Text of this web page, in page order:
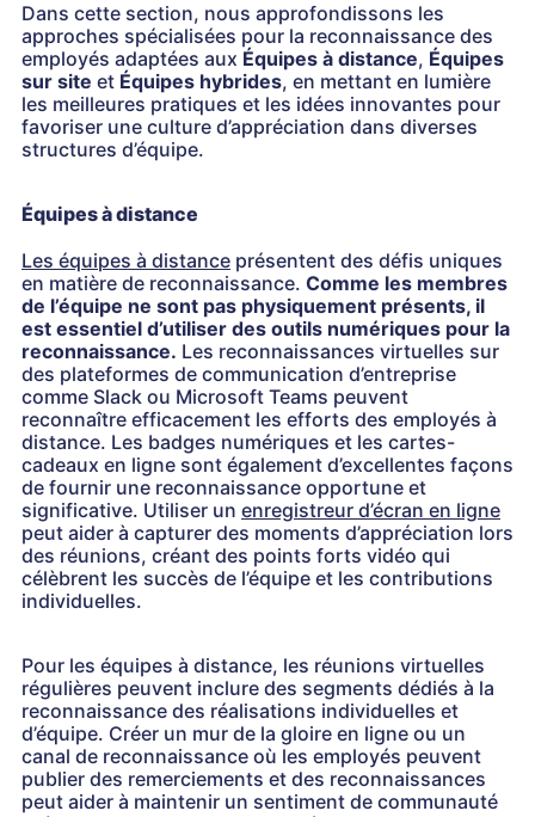
Dans cette section, nous approfondissons les
approches spécialisées pour la reconnaissance des
employés adaptées aux Équipes à distance, Équipes
sur site et Équipes hybrides, en mettant en lumière
les meilleures pratiques et les idées innovantes pour
favoriser une culture d’appréciation dans diverses
structures d’équipe.
Équipes à distance
Les équipes à distance présentent des défis uniques
en matière de reconnaissance. Comme les membres
de l’équipe ne sont pas physiquement présents, il
est essentiel d’utiliser des outils numériques pour la
reconnaissance. Les reconnaissances virtuelles sur
des plateformes de communication d’entreprise
comme Slack ou Microsoft Teams peuvent
reconnaître efficacement les efforts des employés à
distance. Les badges numériques et les cartes-
cadeaux en ligne sont également d’excellentes façons
de fournir une reconnaissance opportune et
significative. Utiliser un enregistreur d’écran en ligne
peut aider à capturer des moments d’appréciation lors
des réunions, créant des points forts vidéo qui
célèbrent les succès de l’équipe et les contributions
individuelles.
Pour les équipes à distance, les réunions virtuelles
régulières peuvent inclure des segments dédiés à la
reconnaissance des réalisations individuelles et
d’équipe. Créer un mur de la gloire en ligne ou un
canal de reconnaissance où les employés peuvent
publier des remerciements et des reconnaissances
peut aider à maintenir un sentiment de communauté